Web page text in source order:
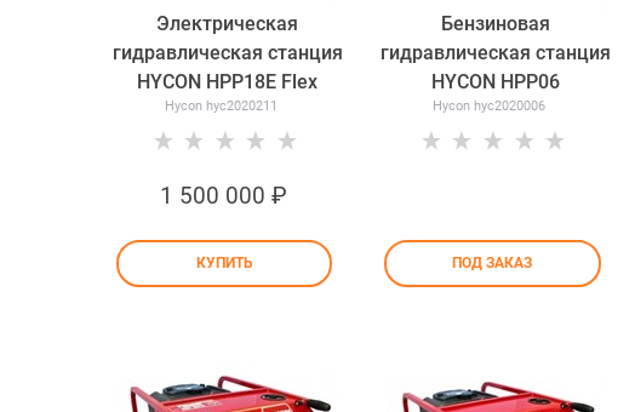
Электрическая
гидравлическая станция
HYCON HPP18E Flex
Hycon hyc2020211
1 500 000 ₽
КУПИТЬ
Бензиновая
гидравлическая станция
HYCON HPP06
Hycon hyc2020006
ПОД ЗАКАЗ